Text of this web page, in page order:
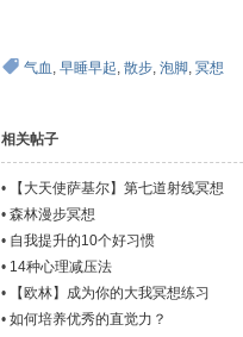
气血 ,早睡早起,散步,泡脚,冥想
相关帖子
• 【大天使萨基尔】第七道射线冥想
•森林漫步冥想
• 自我提升的10个好习惯
• 14种心理减压法
•
【欧林】成为你的大我冥想练习
•如何培养优秀的直觉力？